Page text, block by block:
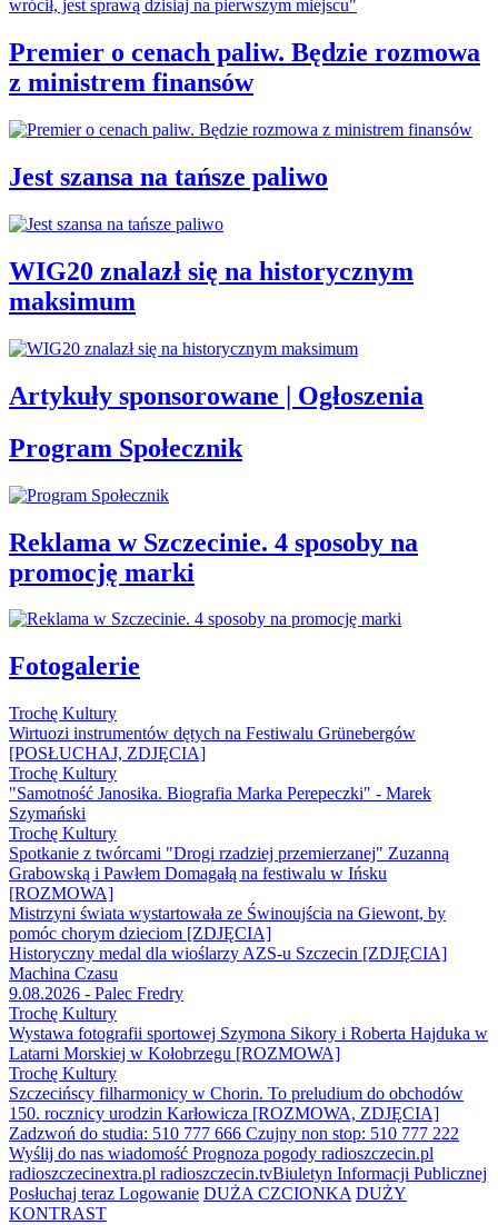
Premier o cenach paliw. Będzie rozmowa
z ministrem finansów
Jest szansa na tańsze paliwo
WIG20 znalazł się na historycznym
maksimum
Artykuły sponsorowane | Ogłoszenia
Program Społecznik
Reklama w Szczecinie. 4 sposoby na
promocję marki
Fotogalerie
Trochę Kultury
Wirtuozi instrumentów dętych na Festiwalu Grünebergów
[POSŁUCHAJ, ZDJĘCIA]
Trochę Kultury
"Samotność Janosika. Biografia Marka Perepeczki" - Marek
Szymański
Trochę Kultury
Spotkanie z twórcami "Drogi rzadziej przemierzanej" Zuzanną
Grabowską i Pawłem Domagałą na festiwalu w Ińsku
[ROZMOWA]
Mistrzyni świata wystartowała ze Świnoujścia na Giewont, by
pomóc chorym dzieciom [ZDJĘCIA]
Historyczny medal dla wioślarzy AZS-u Szczecin [ZDJĘCIA]
Machina Czasu
9.08.2026 - Palec Fredry
Trochę Kultury
Wystawa fotografii sportowej Szymona Sikory i Roberta Hajduka w
Latarni Morskiej w Kołobrzegu [ROZMOWA]
Trochę Kultury
Szczecińscy filharmonicy w Chorin. To preludium do obchodów
150. rocznicy urodzin Karłowicza [ROZMOWA, ZDJĘCIA]
Zadzwoń do studia: 510 777 666 Czujny non stop: 510 777 222
Wyślij do nas wiadomość Prognoza pogody radioszczecin.pl
radioszczecinextra.pl radioszczecin.tvBiuletyn Informacji Publicznej
Posłuchaj teraz Logowanie DUŻA CZCIONKA DUŻY
KONTRAST